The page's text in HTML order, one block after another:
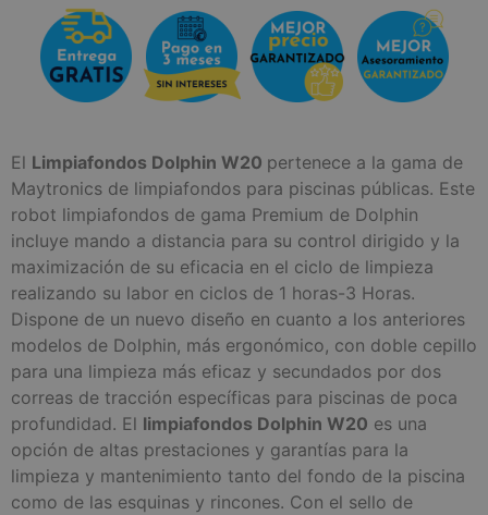
El Limpiafondos Dolphin W20 pertenece a la gama de
Maytronics de limpiafondos para piscinas públicas. Este
robot limpiafondos de gama Premium de Dolphin
incluye mando a distancia para su control dirigido y la
maximización de su eficacia en el ciclo de limpieza
realizando su labor en ciclos de 1 horas-3 Horas.
Dispone de un nuevo diseño en cuanto a los anteriores
modelos de Dolphin, más ergonómico, con doble cepillo
para una limpieza más eficaz y secundados por dos
correas de tracción específicas para piscinas de poca
profundidad. El limpiafondos Dolphin W20 es una
opción de altas prestaciones y garantías para la
limpieza y mantenimiento tanto del fondo de la piscina
como de las esquinas y rincones. Con el sello de